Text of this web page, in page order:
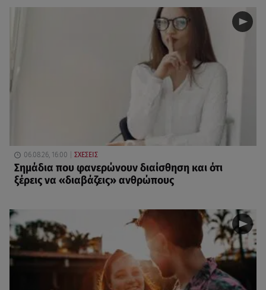
06.08.26, 16:00 ΣΧΕΣΕΙΣ
Σημάδια που φανερώνουν διαίσθηση και ότι
ξέρεις να «διαβάζεις» ανθρώπους